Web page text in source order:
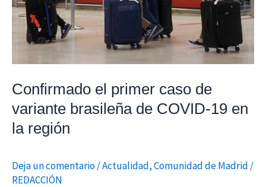
Confirmado el primer caso de
variante brasileña de COVID-19 en
la región
Deja un comentario/Actualidad,Comunidad de Madrid /
REDACCIÓN
brasileña
de
COVID-
la
región